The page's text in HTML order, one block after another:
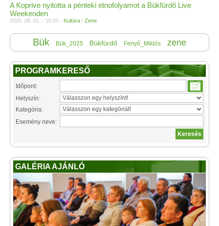
A Koprive nyitotta a pénteki etnofolyamot a Bükfürdő Live
Weekenden
2026. 08. 01. - 16:00 - Kultúra / Zene
Bük Bük_2025 Bükfürdő Fenyő_Miklós zene
PROGRAMKERESŐ
Időpont:
Helyszín:
Kategória:
Esemény neve:
GALÉRIA AJÁNLÓ